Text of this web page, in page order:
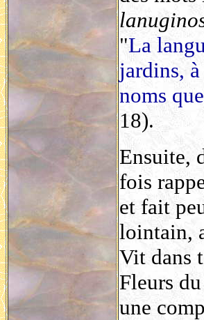
"La
jardins,
noms
18).
Ensuite,
fois
et fait
lointain,
Vit dans
Fleurs
une